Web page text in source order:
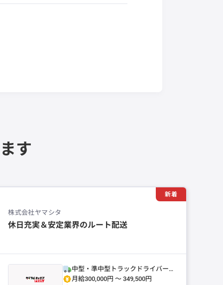
す
新着
株式会社ヤマシタ
休日充実＆安定業界のルート配送
中型・準中型トラックドライバー
(4t～)
月給300,000円 〜 349,500円